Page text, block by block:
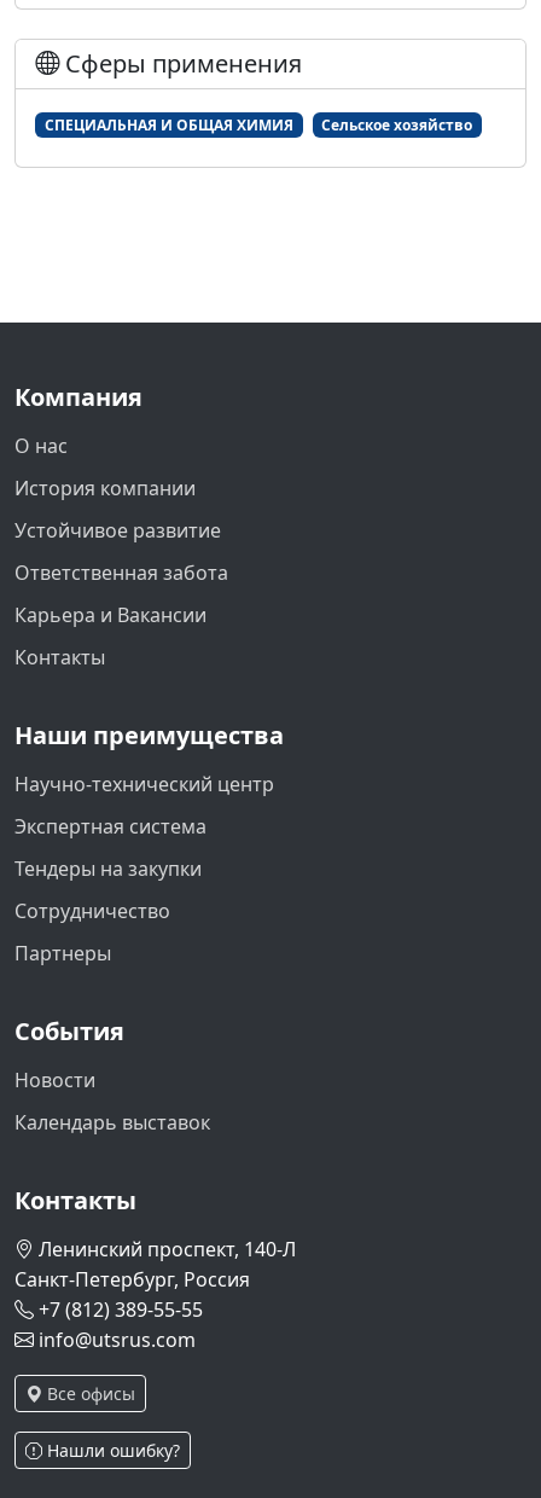
Сферы применения
СПЕЦИАЛЬНАЯ И ОБЩАЯ ХИМИЯ Сельское хозяйство
Компания
О нас
История компании
Устойчивое развитие
Ответственная забота
Карьера и Вакансии
Контакты
Наши преимущества
Научно-технический центр
Экспертная система
Тендеры на закупки
Сотрудничество
Партнеры
События
Новости
Календарь выставок
Контакты
Ленинский проспект, 140-Л
Санкт-Петербург, Россия
+7 (812) 389-55-55
info@utsrus.com
Все офисы
Нашли ошибку?